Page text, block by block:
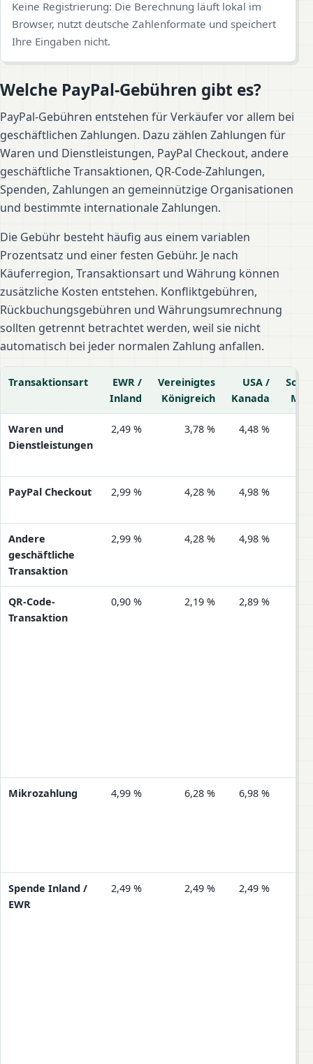
Keine Registrierung: Die Berechnung läuft lokal im
Browser, nutzt deutsche Zahlenformate und speichert
Ihre Eingaben nicht.
Welche PayPal-Gebühren gibt es?
PayPal-Gebühren entstehen für Verkäufer vor allem bei
geschäftlichen Zahlungen. Dazu zählen Zahlungen für
Waren und Dienstleistungen, PayPal Checkout, andere
geschäftliche Transaktionen, QR-Code-Zahlungen,
Spenden, Zahlungen an gemeinnützige Organisationen
und bestimmte internationale Zahlungen.
Die Gebühr besteht häufig aus einem variablen
Prozentsatz und einer festen Gebühr. Je nach
Käuferregion, Transaktionsart und Währung können
zusätzliche Kosten entstehen. Konfliktgebühren,
Rückbuchungsgebühren und Währungsumrechnung
sollten getrennt betrachtet werden, weil sie nicht
automatisch bei jeder normalen Zahlung anfallen.
Auszug der PayPal-Gebühren im Rechner
Transaktionsart
EWR /
Inland
Vereinigtes
Königreich
USA /
Kanada
Waren und
Dienstleistungen
2,49 % 3,78 % 4,48 %
PayPal Checkout 2,99 % 4,28 % 4,98 %
Andere
geschäftliche
Transaktion
2,99 % 4,28 % 4,98 %
QR-Code-
Transaktion
0,90 % 2,19 % 2,89 %
Mikrozahlung 4,99 % 6,28 % 6,98 %
Spende Inland /
EWR
2,49 % 2,49 % 2,49 %